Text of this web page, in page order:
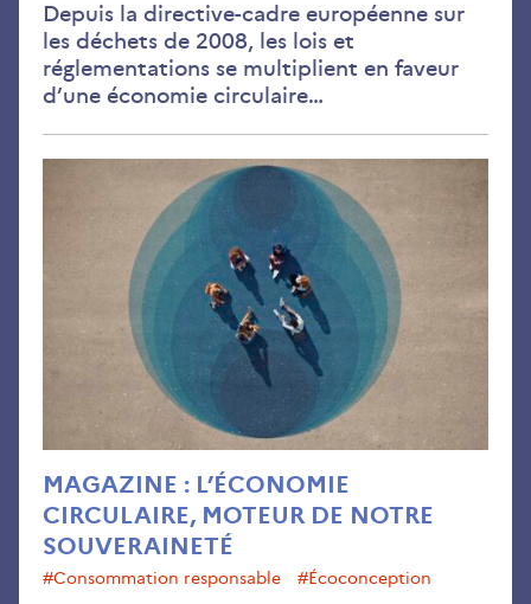
Depuis la directive-cadre européenne sur
les déchets de 2008, les lois et
réglementations se multiplient en faveur
d’une économie circulaire…
MAGAZINE : L’ÉCONOMIE
CIRCULAIRE, MOTEUR DE NOTRE
SOUVERAINETÉ
#consommation responsable #écoconception